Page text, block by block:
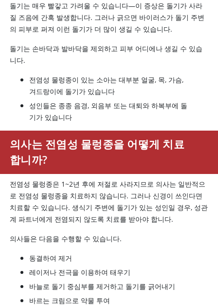
돌기는 매우 빨갛고 가려울 수 있습니다—이 증상은 돌기가 사라
질 즈음에 간혹 발생합니다. 그러나 긁으면 바이러스가 돌기 주변
의 피부로 퍼져 이런 돌기가 더 많이 생길 수 있습니다.
돌기는 손바닥과 발바닥을 제외하고 피부 어디에나 생길 수 있습
니다.
전염성 물렁종이 있는 소아는 대부분 얼굴, 목, 가슴,
겨드랑이에 돌기가 있습니다
성인들은 종종 음경, 외음부 또는 대퇴와 하복부에 돌
기가 있습니다
의사는 전염성 물렁종을 어떻게 치료
합니까?
전염성 물렁종은 1~2년 후에 저절로 사라지므로 의사는 일반적으
로 전염성 물렁종을 치료하지 않습니다. 그러나 신경이 쓰인다면
치료할 수 있습니다. 생식기 주변에 돌기가 있는 성인일 경우, 성관
계 파트너에게 전염되지 않도록 치료를 받아야 합니다.
의사들은 다음을 수행할 수 있습니다.
동결하여 제거
레이저나 전극을 이용하여 태우기
바늘로 돌기 중심부를 제거하고 돌기를 긁어내기
바르는 크림으로 약물 투여